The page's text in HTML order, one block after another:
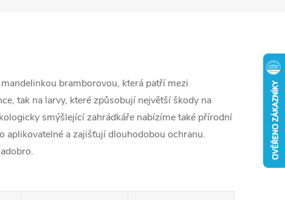
bramborovou, která patří mezi
tak na larvy, které způsobují největší škody na
smýšlející zahrádkáře nabízíme také přírodní
a zajišťují dlouhodobou ochranu.